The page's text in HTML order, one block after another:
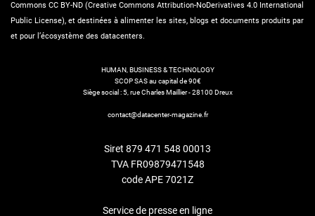
Commons CC BY-ND (Creative Commons Attribution-NoDerivatives 4.0 International
Public License), et destinées à alimenter les sites, blogs et documents produits par
et pour l’écosystème des datacenters.
HUMAN, BUSINESS & TECHNOLOGY
SCOP SAS au capital de 90€
Siège social : 5, rue Charles Maillier - 28100 Dreux
contact@datacenter-magazine.fr
Siret 879 471 548 00013
TVA FR09879471548
code APE 7021Z
Service de presse en ligne